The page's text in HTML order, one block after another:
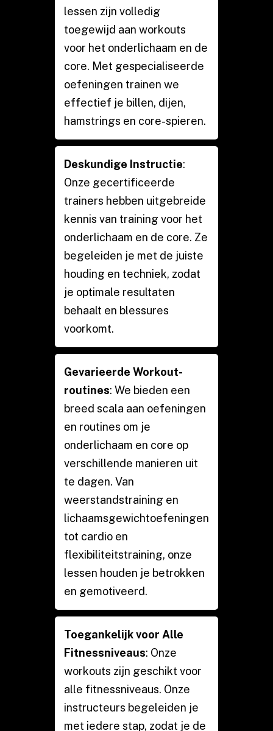
lessen zijn volledig
toegewijd aan workouts
voor het onderlichaam en de
core. Met gespecialiseerde
oefeningen trainen we
effectief je billen, dijen,
hamstrings en core-spieren.
Deskundige Instructie:
Onze gecertificeerde
trainers hebben uitgebreide
kennis van training voor het
onderlichaam en de core. Ze
begeleiden je met de juiste
houding en techniek, zodat
je optimale resultaten
behaalt en blessures
voorkomt.
Gevarieerde Workout-
routines: We bieden een
breed scala aan oefeningen
en routines om je
onderlichaam en core op
verschillende manieren uit
te dagen. Van
weerstandstraining en
lichaamsgewichtoefeningen
tot cardio en
flexibiliteitstraining, onze
lessen houden je betrokken
en gemotiveerd.
Toegankelijk voor Alle
Fitnessniveaus: Onze
workouts zijn geschikt voor
alle fitnessniveaus. Onze
instructeurs begeleiden je
met iedere stap, zodat je de